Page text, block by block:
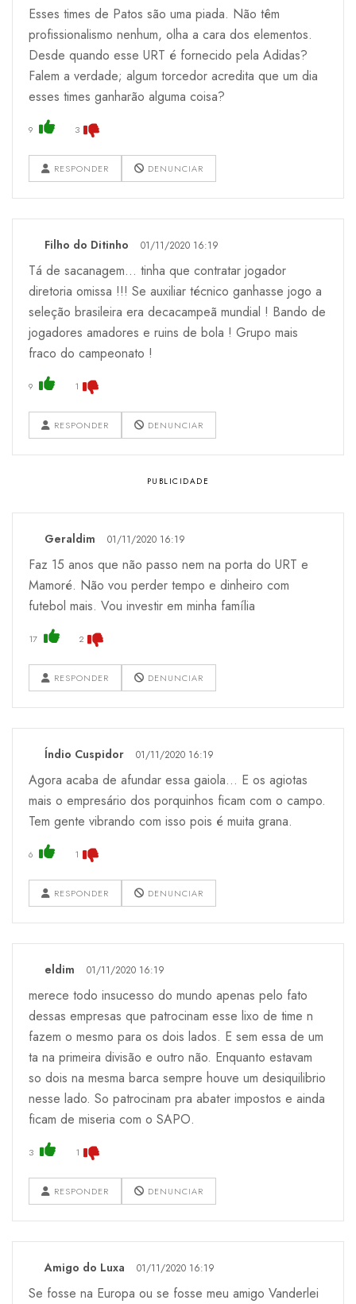
Esses times de Patos são uma piada. Não têm
profissionalismo nenhum, olha a cara dos elementos.
Desde quando esse URT é fornecido pela Adidas?
Falem a verdade; algum torcedor acredita que um dia
esses times ganharão alguma coisa?
9 3
RESPONDER DENUNCIAR
Filho do Ditinho 01/11/2020 16:19
Tá de sacanagem... tinha que contratar jogador
diretoria omissa !!! Se auxiliar técnico ganhasse jogo a
seleção brasileira era decacampeã mundial ! Bando de
jogadores amadores e ruins de bola ! Grupo mais
fraco do campeonato !
9 1
RESPONDER DENUNCIAR
Geraldim 01/11/2020 16:19
Faz 15 anos que não passo nem na porta do URT e
Mamoré. Não vou perder tempo e dinheiro com
futebol mais. Vou investir em minha família
17 2
RESPONDER DENUNCIAR
Índio Cuspidor 01/11/2020 16:19
Agora acaba de afundar essa gaiola... E os agiotas
mais o empresário dos porquinhos ficam com o campo.
Tem gente vibrando com isso pois é muita grana.
6 1
RESPONDER DENUNCIAR
eldim 01/11/2020 16:19
merece todo insucesso do mundo apenas pelo fato
dessas empresas que patrocinam esse lixo de time n
fazem o mesmo para os dois lados. E sem essa de um
ta na primeira divisão e outro não. Enquanto estavam
so dois na mesma barca sempre houve um desiquilibrio
nesse lado. So patrocinam pra abater impostos e ainda
ficam de miseria com o SAPO.
3 1
RESPONDER DENUNCIAR
Amigo do Luxa 01/11/2020 16:19
Se fosse na Europa ou se fosse meu amigo Vanderlei